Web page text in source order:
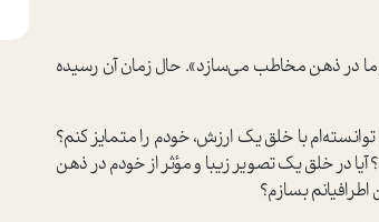
ما در ذهن مخاطب ‌‌‌می‌سازد». حال زمان آن رسیده
با خلق یک ارزش، خودم را متمایز کنم؟
در خلق یک تصویر زیبا و مؤثر از خودم در ذهن
بسازم؟